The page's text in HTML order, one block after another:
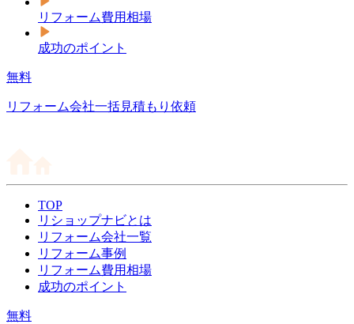
リフォーム費用相場
成功のポイント
無料
リフォーム会社一括見積もり依頼
TOP
リショップナビとは
リフォーム会社一覧
リフォーム事例
リフォーム費用相場
成功のポイント
無料